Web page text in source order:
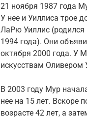
21 ноября 1987 года
У нее и Уиллиса трое
ЛаРю Уиллис (родился
1994 года). Они
октября 2000 года. У
искусствам Оливером
В 2003 году Мур
нее на 15 лет. Вскоре
возрасте 42 лет, а